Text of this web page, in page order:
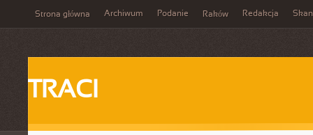
Strona główna Archiwum Podanie Raków Redakcja
TRACI